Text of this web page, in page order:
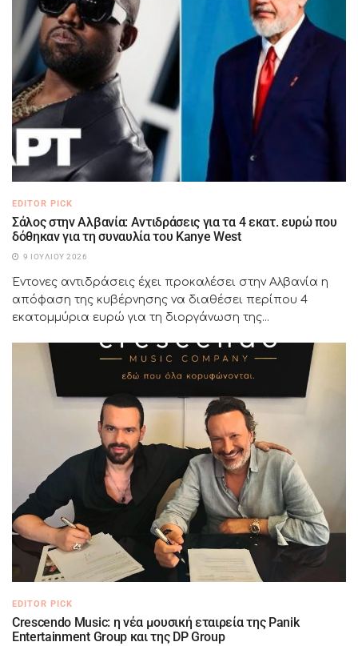
EDITOR PICK
Σάλος στην Αλβανία: Αντιδράσεις για τα 4 εκατ. ευρώ που
δόθηκαν για τη συναυλία του Kanye West
9 ΙΟΥΛΊΟΥ 2026
Έντονες αντιδράσεις έχει προκαλέσει στην Αλβανία η
απόφαση της κυβέρνησης να διαθέσει περίπου 4
εκατομμύρια ευρώ για τη διοργάνωση της...
EDITOR PICK
Crescendo Music: η νέα μουσική εταιρεία της Panik
Entertainment Group και της DP Group